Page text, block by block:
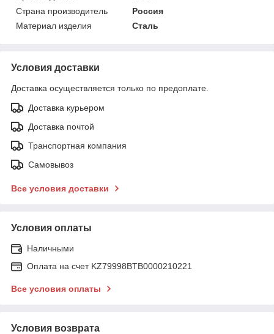
Страна производитель
Россия
Материал изделия
Сталь
Условия доставки
Доставка осуществляется только по предоплате.
Доставка курьером
Доставка почтой
Транспортная компания
Самовывоз
Все условия доставки
Условия оплаты
Наличными
Оплата на счет KZ79998BTB0000210221
Все условия оплаты
Условия возврата